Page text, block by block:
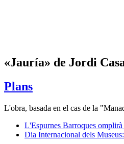
«Jauría» de Jordi
Plans
L'obra, basada en el cas de la
L'Espurnes Barroques
Dia Internacional dels